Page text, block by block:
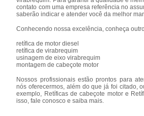
contato com uma empresa referência no
saberão indicar e atender você da melhor
Conhecendo nossa excelência, conheça
retífica de motor diesel
retífica de virabrequim
usinagem de eixo virabrequim
montagem de cabeçote motor
Nossos profissionais estão prontos para
nós oferecermos, além do que já foi citado,
exemplo, Retíficas de cabeçote motor e
isso, fale conosco e saiba mais.